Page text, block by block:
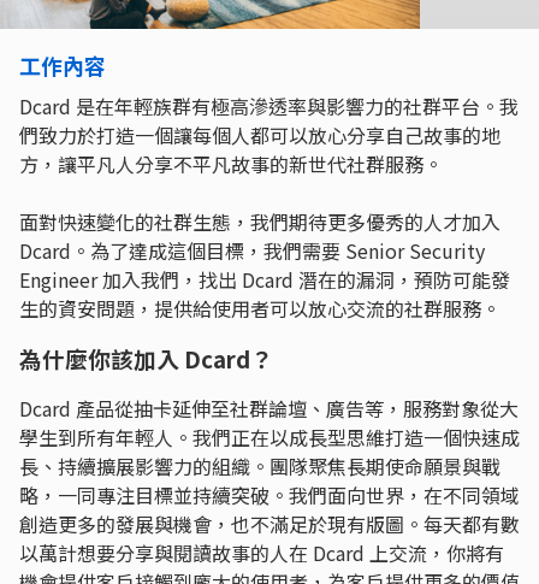
工作內容
Dcard 是在年輕族群有極高滲透率與影響力的社群平台。我
們致力於打造一個讓每個人都可以放心分享自己故事的地
方，讓平凡人分享不平凡故事的新世代社群服務。
面對快速變化的社群生態，我們期待更多優秀的人才加入
Dcard。為了達成這個目標，我們需要 Senior Security
Engineer 加入我們，找出 Dcard 潛在的漏洞，預防可能發
生的資安問題，提供給使用者可以放心交流的社群服務。
為什麼你該加入 Dcard？
Dcard 產品從抽卡延伸至社群論壇、廣告等，服務對象從大
學生到所有年輕人。我們正在以成長型思維打造一個快速成
長、持續擴展影響力的組織。團隊聚焦長期使命願景與戰
略，一同專注目標並持續突破。我們面向世界，在不同領域
創造更多的發展與機會，也不滿足於現有版圖。每天都有數
以萬計想要分享與閱讀故事的人在 Dcard 上交流，你將有